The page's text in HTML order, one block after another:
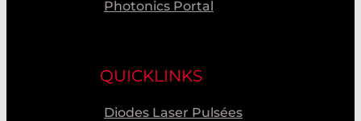
Photonics Portal
QUICKLINKS
Diodes Laser Pulsées